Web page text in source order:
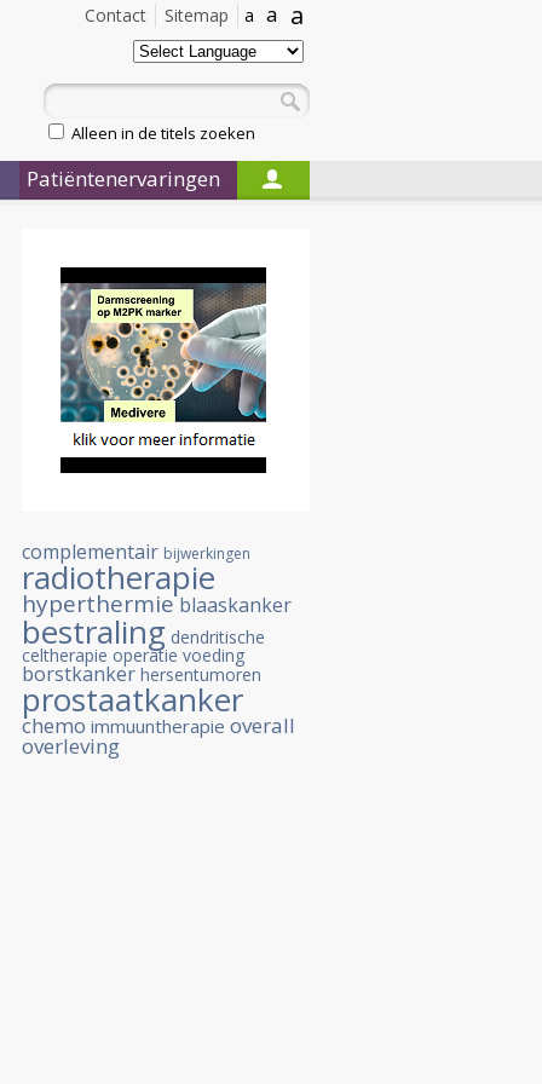
a
a
a
Sitemap
Contact
Alleen in de titels zoeken
Patiëntenervaringen
complementair bijwerkingen
radiotherapie
hyperthermie blaaskanker
bestraling dendritische
celtherapie operatie voeding
borstkanker hersentumoren
prostaatkanker
chemo immuuntherapie overall
overleving